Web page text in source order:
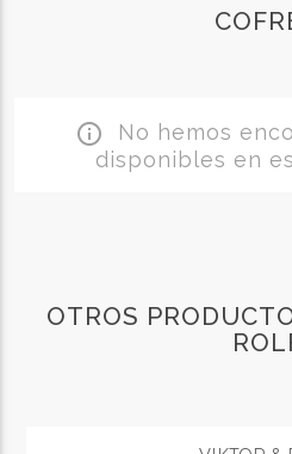
info_outline No hemos
disponibles en
OTROS